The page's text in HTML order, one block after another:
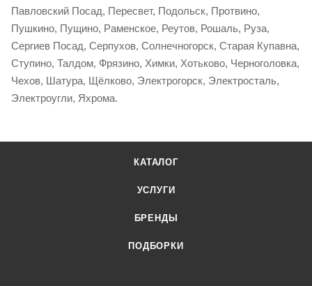
Павловский Посад, Пересвет, Подольск, Протвино,
Пушкино, Пущино, Раменское, Реутов, Рошаль, Руза,
Сергиев Посад, Серпухов, Солнечногорск, Старая Купавна,
Ступино, Талдом, Фрязино, Химки, Хотьково, Черноголовка,
Чехов, Шатура, Щёлково, Электрогорск, Электросталь,
Электроугли, Яхрома.
КАТАЛОГ
УСЛУГИ
БРЕНДЫ
ПОДБОРКИ